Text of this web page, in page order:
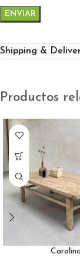
Shipping &
Productos